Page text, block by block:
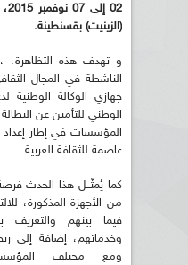
(الزينيت) بقسنطينة.
و تهدف هذه التظاهرة،
الناشطة في المجال
جهازي الوكالة
الوطني للتأمين عن
المؤسسات في إطار إعداد
عاصمة للثقافة العربية.
كما يُمثّــل هذا الحدث
من الأجهزة المذكورة،
فيما بينهم
وخدماتهم، إضافة إلى
ومع مختلف